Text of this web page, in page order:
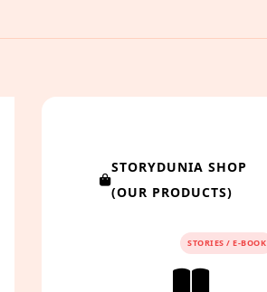
STORYDUNIA SHOP
(OUR PRODUCTS)
STORIES / E-BOOK